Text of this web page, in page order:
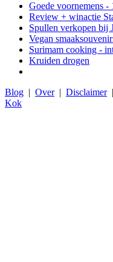
Goede voornemens -
Review + winactie
Spullen verkopen bij
Vegan
Surimam cooking -
Kruiden drogen
Blog | Over| Disclaimer|
Kok